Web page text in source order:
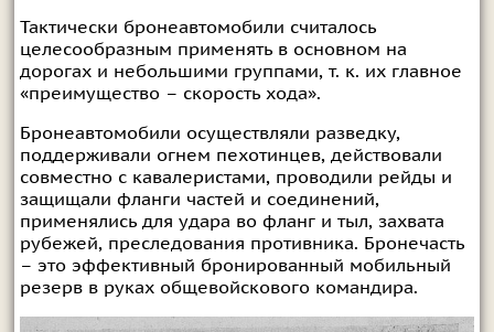
Тактически бронеавтомобили считалось
целесообразным применять в основном на
дорогах и небольшими группами, т. к. их главное
«преимущество – скорость хода».
Бронеавтомобили осуществляли разведку,
поддерживали огнем пехотинцев, действовали
совместно с кавалеристами, проводили рейды и
защищали фланги частей и соединений,
применялись для удара во фланг и тыл, захвата
рубежей, преследования противника. Бронечасть
– это эффективный бронированный мобильный
резерв в руках общевойскового командира.